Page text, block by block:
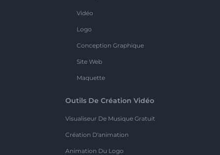
Vidéo
Logo
Conception Graphique
Site Web
Maquette
Outils De Création Vidéo
Visualiseur De Musique Gratuit
Création D'animation
Animation Du Logo